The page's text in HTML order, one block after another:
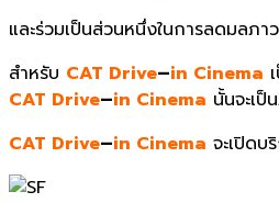
และร่วมเป็นส่วนหนึ่งในการลดมลภ
สำหรับ CAT Drive–in Cinema
CAT Drive–in Cinema นั้นจะเ
CAT Drive–in Cinema จะเปิดบ